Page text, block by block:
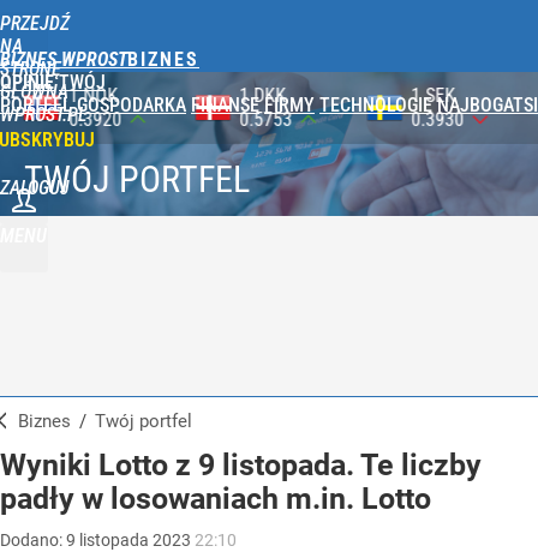
PRZEJDŹ
NA
STRONĘ
GŁÓWNĄ
WPROST.PL
BIZNES WPROST
OPINIE TWÓJ
PORTFEL GOSPODARKA FINANSE FIRMY TECHNOLOGIE NAJBOGATSI
ZALOGUJ
1 DKK
0.5753
1 SEK
0.3930
1 CZK
0.1773
TWÓJ PORTFEL
Biznes / Twój portfel
Wyniki Lotto z 9 listopada. Te liczby
padły w losowaniach m.in. Lotto
Dodano:9 listopada 2023 22:10